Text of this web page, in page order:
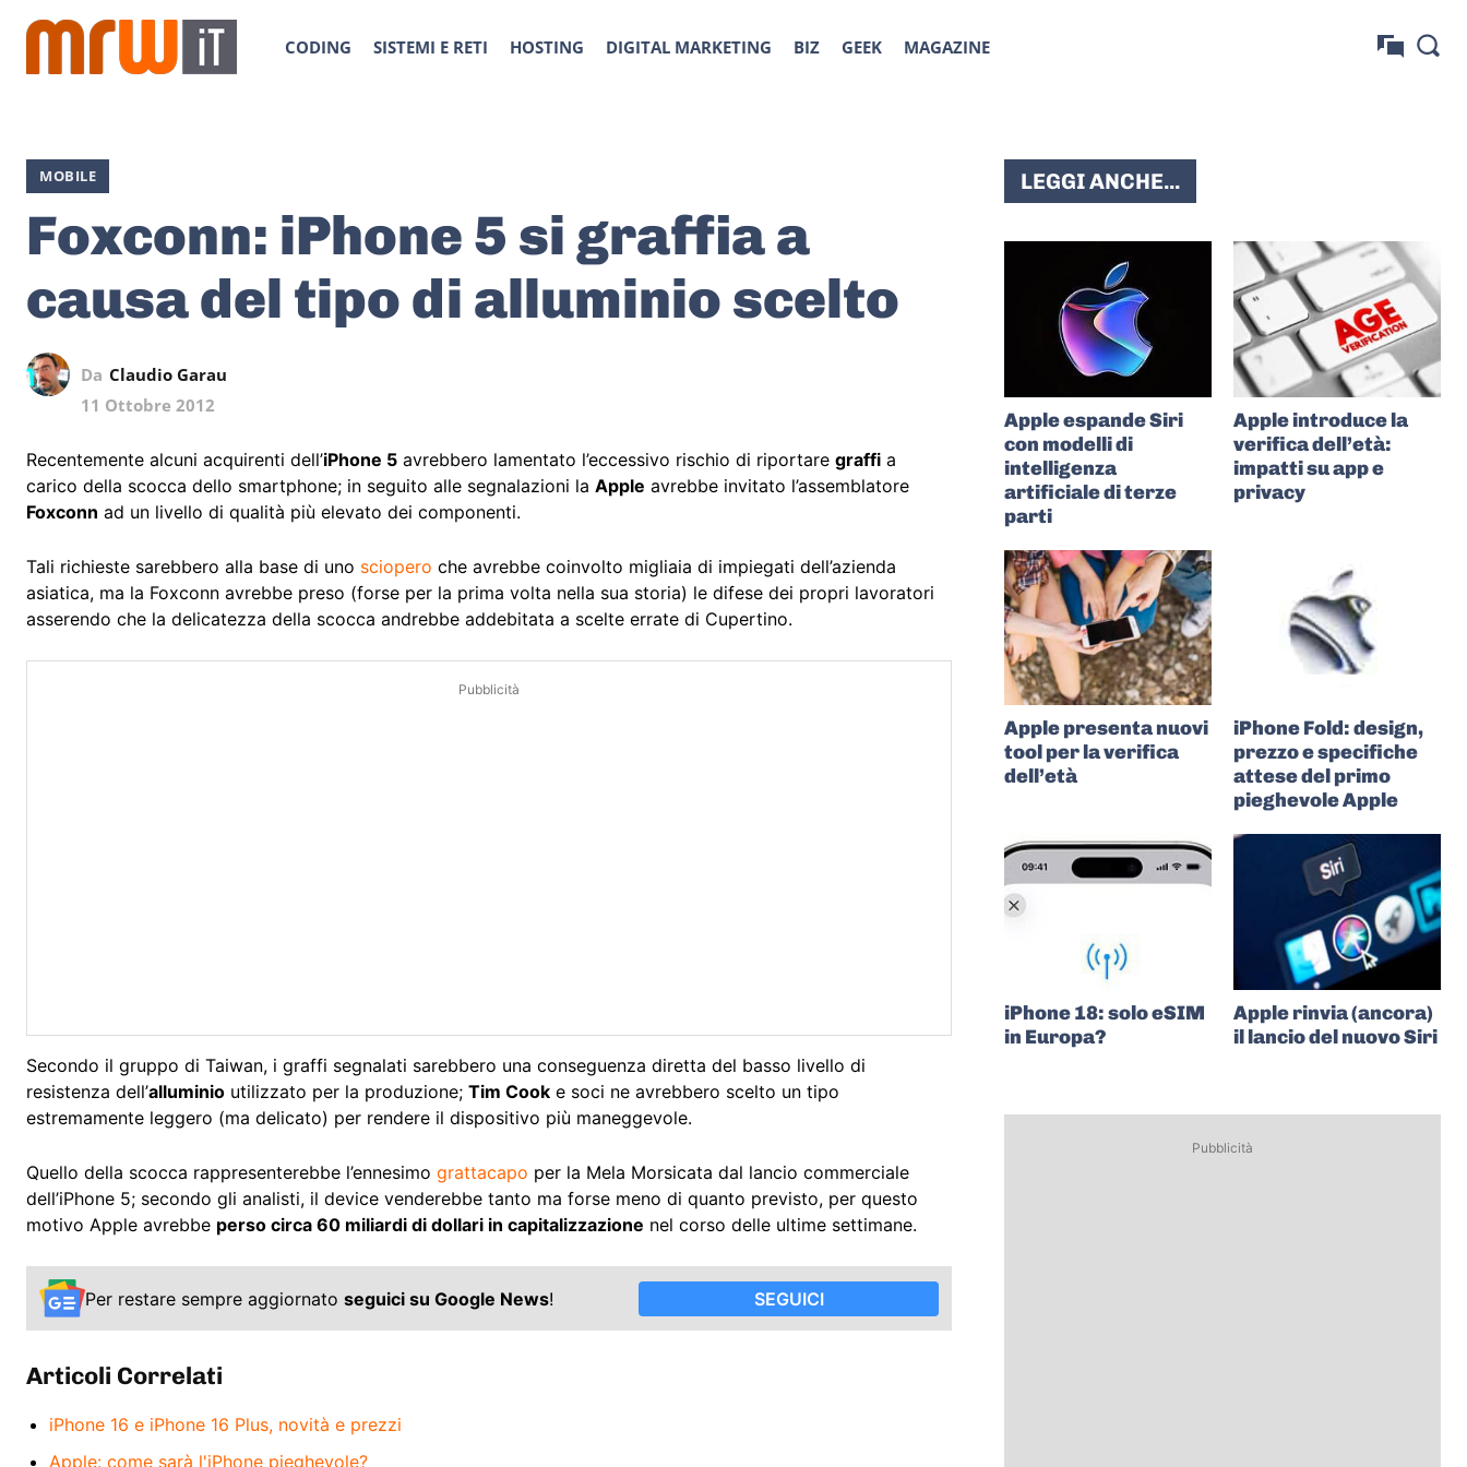
CODING SISTEMI E RETI HOSTING DIGITAL MARKETING BIZ GEEK MAGAZINE
MOBILE
Foxconn: iPhone 5 si graffia a
causa del tipo di alluminio scelto
Da Claudio Garau
11 Ottobre 2012
Recentemente alcuni acquirenti dell’iPhone 5 avrebbero lamentato l’eccessivo rischio di riportare graffi a
carico della scocca dello smartphone; in seguito alle segnalazioni la Apple avrebbe invitato l’assemblatore
Foxconn ad un livello di qualità più elevato dei componenti.
Tali richieste sarebbero alla base di uno sciopero che avrebbe coinvolto migliaia di impiegati dell’azienda
asiatica, ma la Foxconn avrebbe preso (forse per la prima volta nella sua storia) le difese dei propri lavoratori
asserendo che la delicatezza della scocca andrebbe addebitata a scelte errate di Cupertino.
Pubblicità
Secondo il gruppo di Taiwan, i graffi segnalati sarebbero una conseguenza diretta del basso livello di
resistenza dell’alluminio utilizzato per la produzione; Tim Cook e soci ne avrebbero scelto un tipo
estremamente leggero (ma delicato) per rendere il dispositivo più maneggevole.
Quello della scocca rappresenterebbe l’ennesimo grattacapo per la Mela Morsicata dal lancio commerciale
dell’iPhone 5; secondo gli analisti, il device venderebbe tanto ma forse meno di quanto previsto, per questo
motivo Apple avrebbe perso circa 60 miliardi di dollari in capitalizzazione nel corso delle ultime settimane.
Per restare sempre aggiornato seguici su Google News! SEGUICI
Articoli Correlati
iPhone 16 e iPhone 16 Plus, novità e prezzi
Apple: come sarà l'iPhone pieghevole?
LEGGI ANCHE...
Apple espande Siri
con modelli di
intelligenza
artificiale di terze
parti
Apple introduce la
verifica dell’età:
impatti su app e
privacy
Apple presenta nuovi
tool per la verifica
dell’età
iPhone Fold: design,
prezzo e specifiche
attese del primo
pieghevole Apple
iPhone 18: solo eSIM
in Europa?
Apple rinvia (ancora)
il lancio del nuovo Siri
Pubblicità